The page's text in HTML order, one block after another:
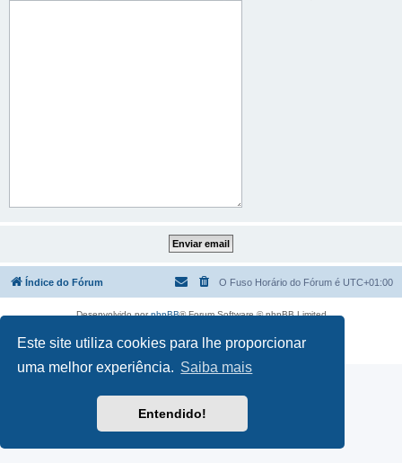
Este site utiliza cookies para lhe proporcionar
uma melhor experiência. Saiba mais
Entendido!
Índice do Fórum O Fuso Horário do Fórum é UTC+01:00
Desenvolvido porphpBB® Forum Software © phpBB Limited
Privacidade|Termos